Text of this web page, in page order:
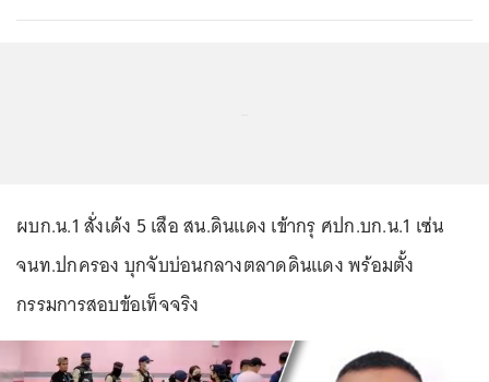
ผบก.น.1 สั่งเด้ง 5 เสือ สน.ดินแดง เข้ากรุ ศปก.บก.น.1 เซ่น
จนท.ปกครอง บุกจับบ่อนกลางตลาดดินแดง พร้อมตั้ง
กรรมการสอบข้อเท็จจริง